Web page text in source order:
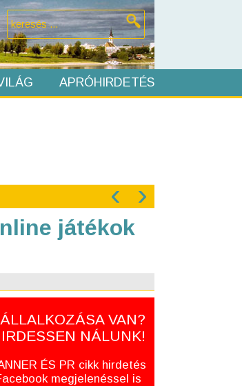
APRÓHIRDETÉS
‹ ›
játékok
VAN?
NÁLUNK!
ÉS PR cikk hirdetés
megjelenéssel is